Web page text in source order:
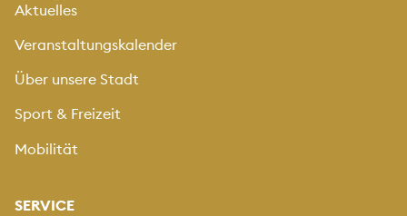
Aktuelles
Veranstaltungskalender
Über unsere Stadt
Sport & Freizeit
Mobilität
SERVICE